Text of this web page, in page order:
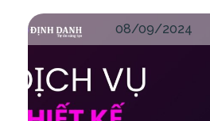
08/09/2024